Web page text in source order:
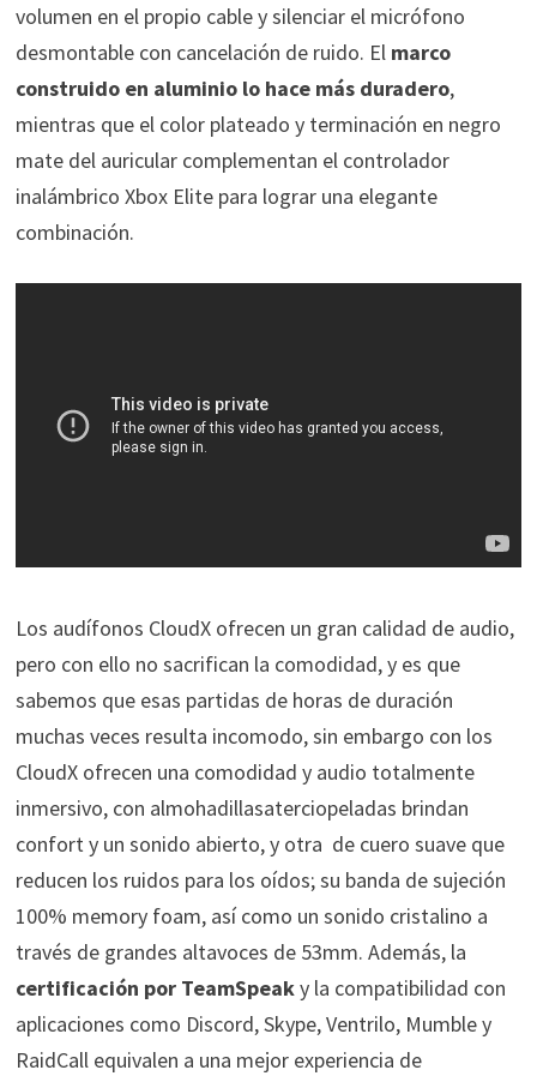
volumen en el propio cable y silenciar el micrófono
desmontable con cancelación de ruido. El marco
construido en aluminio lo hace más duradero,
mientras que el color plateado y terminación en negro
mate del auricular complementan el controlador
inalámbrico Xbox Elite para lograr una elegante
combinación.
Los audífonos CloudX ofrecen un gran calidad de audio,
pero con ello no sacrifican la comodidad, y es que
sabemos que esas partidas de horas de duración
muchas veces resulta incomodo, sin embargo con los
CloudX ofrecen una comodidad y audio totalmente
inmersivo, con almohadillasaterciopeladas brindan
confort y un sonido abierto, y otra de cuero suave que
reducen los ruidos para los oídos; su banda de sujeción
100% memory foam, así como un sonido cristalino a
través de grandes altavoces de 53mm. Además, la
certificación por TeamSpeaky la compatibilidad con
aplicaciones como Discord, Skype, Ventrilo, Mumble y
RaidCall equivalen a una mejor experiencia de